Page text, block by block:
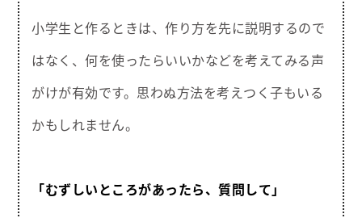
小学生と作るときは、作り方を先に説明するので
はなく、何を使ったらいいかなどを考えてみる声
がけが有効です。思わぬ方法を考えつく子もいる
かもしれません。
「むずしいところがあったら、質問して」